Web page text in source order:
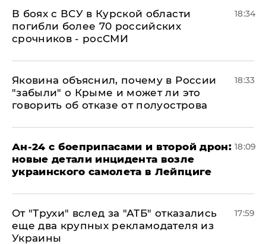
В боях с ВСУ в Курской области
погибли более 70 российских
срочников - росСМИ
18:34
Яковина объяснил, почему в России
"забыли" о Крыме и может ли это
говорить об отказе от полуострова
18:33
Ан-24 с боеприпасами и второй дрон:
новые детали инцидента возле
украинского самолета в Лейпциге
18:09
От "Трухи" вслед за "АТБ" отказались
еще два крупных рекламодателя из
Украины
17:59